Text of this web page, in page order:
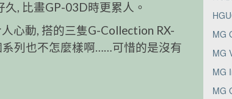
, 比畫GP-03D時更累人。
心動, 搭的三隻G-Collection RX-
系列也不怎麼樣啊……可惜的是沒有
MG
MG
MG
MG